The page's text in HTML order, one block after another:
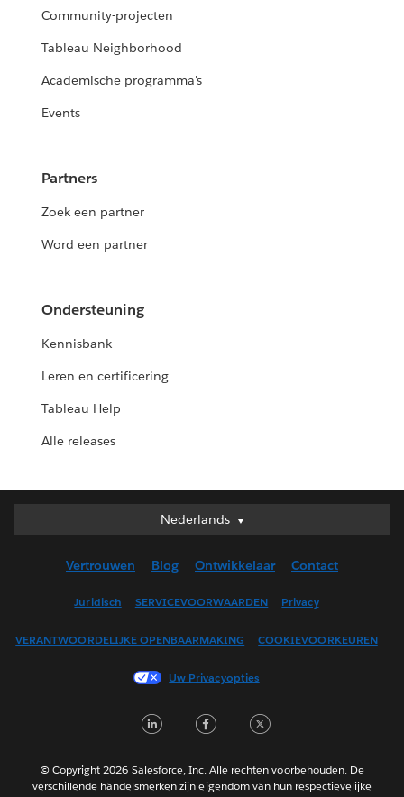
Community-projecten
Tableau Neighborhood
Academische programma's
Events
Partners
Zoek een partner
Word een partner
Ondersteuning
Kennisbank
Leren en certificering
Tableau Help
Alle releases
Nederlands
Deutsch
English (US)
Français (France)
한국어
Português
Vertrouwen Blog Ontwikkelaar Contact
Juridisch SERVICEVOORWAARDEN Privacy
VERANTWOORDELIJKE OPENBAARMAKING COOKIEVOORKEUREN
Uw Privacyopties
LinkedInFacebook
© Copyright 2026 Salesforce, Inc. Alle rechten voorbehouden. De
verschillende handelsmerken zijn eigendom van hun respectievelijke